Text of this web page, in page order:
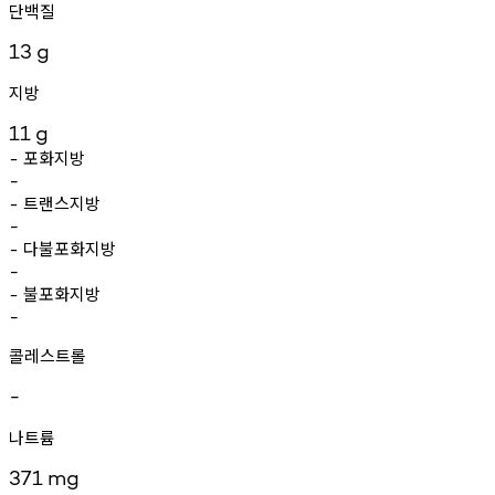
단백질
13 g
지방
11 g
- 포화지방
-
- 트랜스지방
-
- 다불포화지방
-
- 불포화지방
-
콜레스트롤
-
나트륨
371 mg